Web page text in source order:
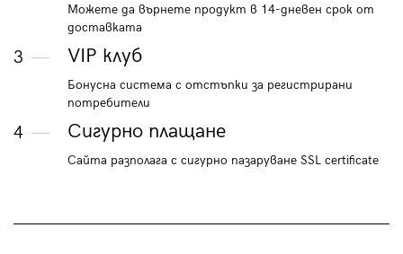
Можете да върнете продукт в 14-дневен срок от
доставката
3 VIP клуб
Бонусна система с отстъпки за регистрирани
потребители
4 Сигурно плащане
Сайта разполага с сигурно пазаруване SSL certificate